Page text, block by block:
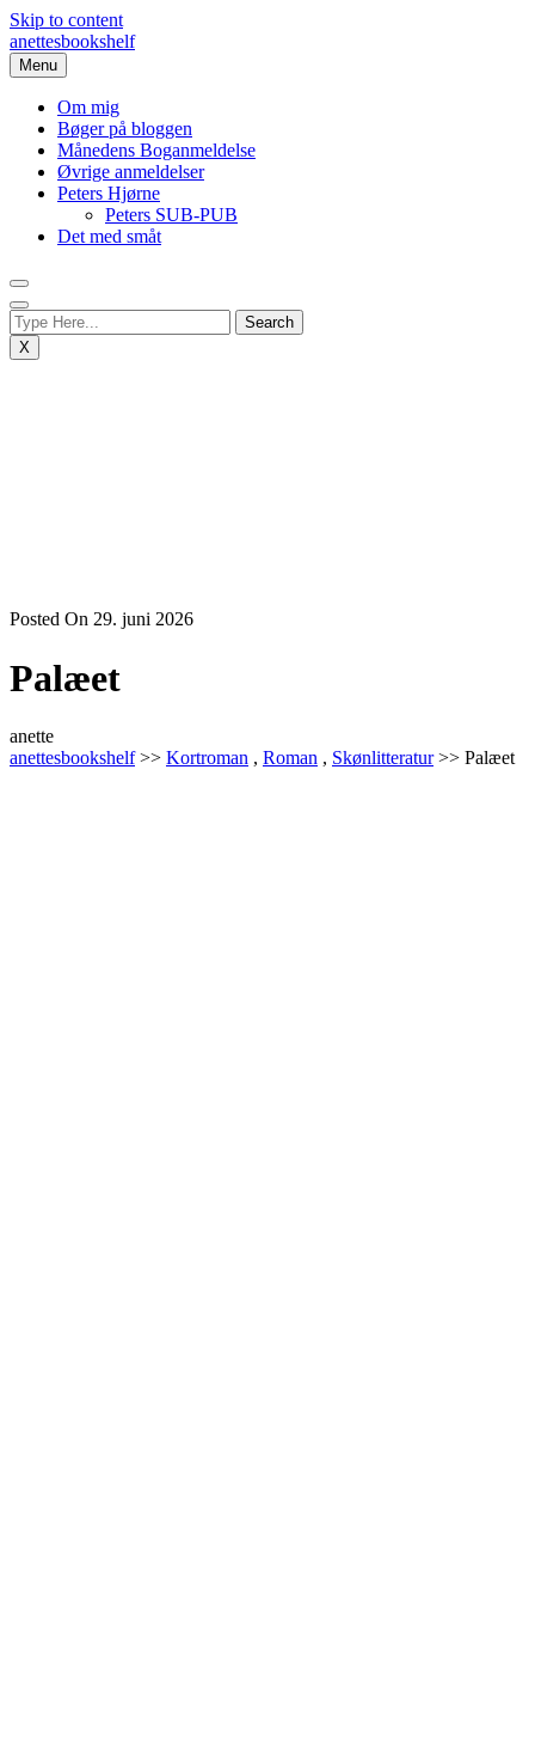
Skip to content
anettesbookshelf
Menu
Om mig
Bøger på bloggen
Månedens Boganmeldelse
Øvrige anmeldelser
Peters Hjørne
Peters SUB-PUB
Det med småt
X
Posted On 29. juni 2026
Palæet
anette
anettesbookshelf>> Kortroman , Roman , Skønlitteratur>> Palæet